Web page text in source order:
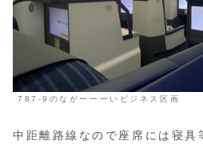
787-9のながーーーいビジネス区画
中距離路線なので座席には寝具